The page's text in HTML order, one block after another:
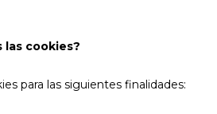
las cookies?
para las siguientes finalidades: